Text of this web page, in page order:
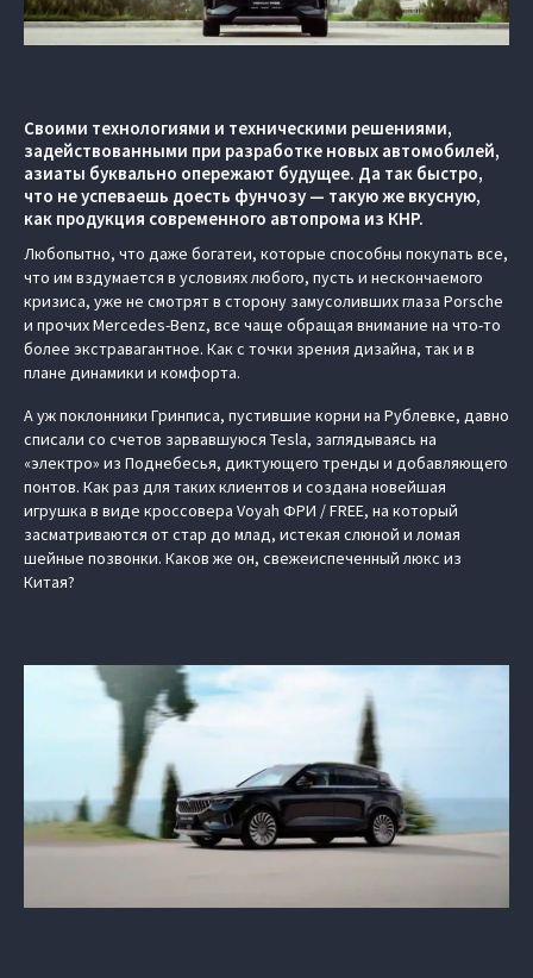
Своими технологиями и техническими решениями,
задействованными при разработке новых автомобилей,
азиаты буквально опережают будущее. Да так быстро,
что не успеваешь доесть фунчозу — такую же вкусную,
как продукция современного автопрома из КНР.
Любопытно, что даже богатеи, которые способны покупать все,
что им вздумается в условиях любого, пусть и нескончаемого
кризиса, уже не смотрят в сторону замусоливших глаза Porsche
и прочих Mercedes-Benz, все чаще обращая внимание на что-то
более экстравагантное. Как с точки зрения дизайна, так и в
плане динамики и комфорта.
А уж поклонники Гринписа, пустившие корни на Рублевке, давно
списали со счетов зарвавшуюся Tesla, заглядываясь на
«электро» из Поднебесья, диктующего тренды и добавляющего
понтов. Как раз для таких клиентов и создана новейшая
игрушка в виде кроссовера Voyah ФРИ / FREE, на который
засматриваются от стар до млад, истекая слюной и ломая
шейные позвонки. Каков же он, свежеиспеченный люкс из
Китая?